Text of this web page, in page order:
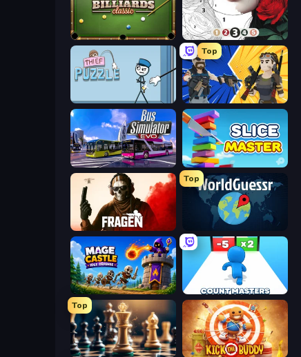
8 Ball Billiards Classic Numicolor
Thief Puzzle
Top
BuildNow GG
Bus Simulator: EVO Slice Master
Fragen
Top
WorldGuessr Free GeoGuessr
Mage Castle Idle Defense
Top
Chess Free Kick the Buddy